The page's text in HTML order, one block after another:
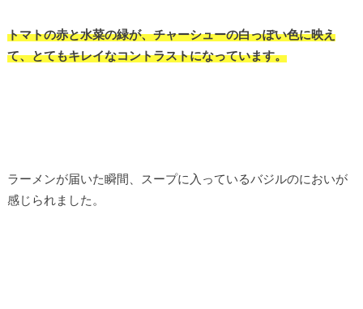
トマトの赤と水菜の緑が、チャーシューの白っぽい色に映え
て、とてもキレイなコントラストになっています。
ラーメンが届いた瞬間、スープに入っているバジルのにおいが
感じられました。